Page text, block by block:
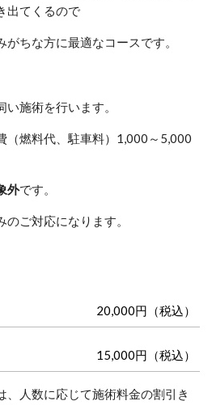
出てくるので
ちな方に最適なコースです。
い施術を行います。
（燃料代、駐車料）1,000～5,000
外です。
のご対応になります。
20,000円（税込）
15,000円（税込）
人数に応じて施術料金の割引き